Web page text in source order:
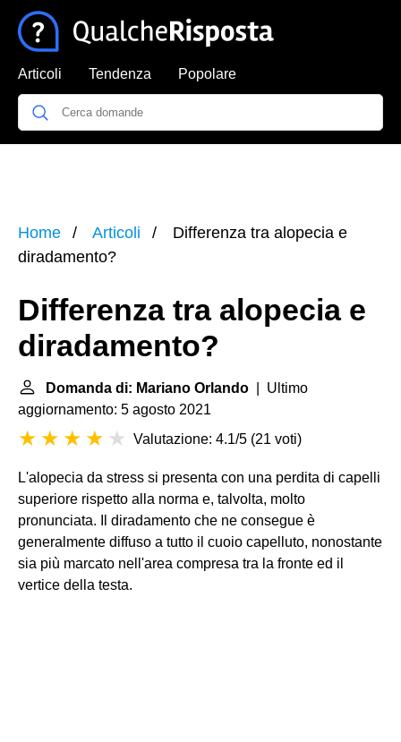
Articoli Tendenza Popolare
Home Articoli
Differenza tra alopecia e
diradamento?
Differenza tra alopecia e
diradamento?
Domanda di: Mariano Orlando | Ultimo
aggiornamento: 5 agosto 2021
Valutazione: 4.1/5 (21 voti)
L'alopecia da stress si presenta con una perdita di capelli
superiore rispetto alla norma e, talvolta, molto
pronunciata. Il diradamento che ne consegue è
generalmente diffuso a tutto il cuoio capelluto, nonostante
sia più marcato nell'area compresa tra la fronte ed il
vertice della testa.